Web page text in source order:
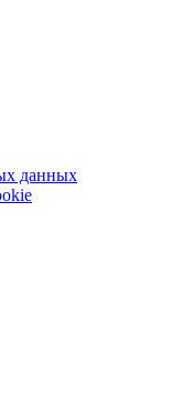
данных